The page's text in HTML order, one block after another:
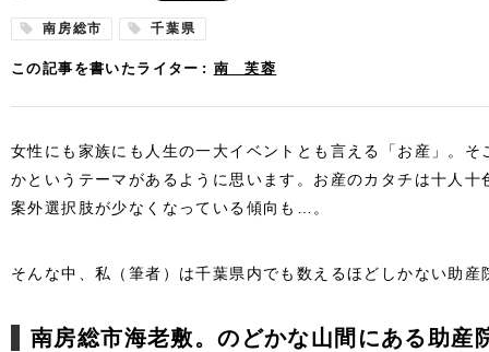
南房総市 千葉県
この記事を書いたライター 南 芙蓉
女性にも家族にも人生の一大イベントとも言える「お産」。
かというテーマがあるように思います。お産のカタチは十人
案外選択肢が少なくなっている傾向も…。
そんな中、私（筆者）は千葉県内でも数えるほどしかない助
南房総市海老敷。のどかな山間にある助産